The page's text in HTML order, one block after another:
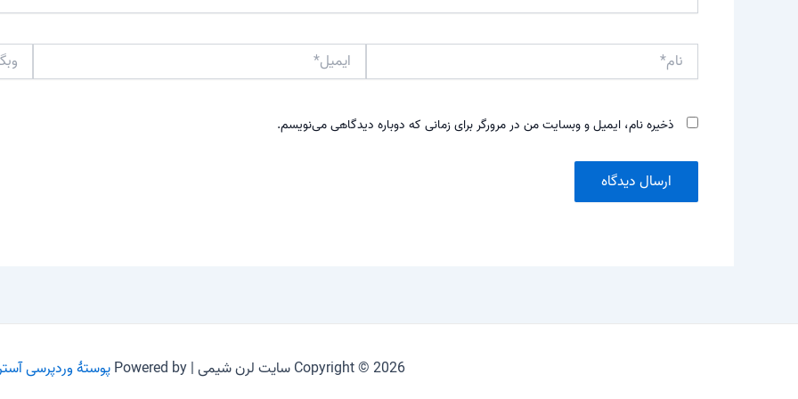
نام* ایمیل* وبگاه
ذخیره نام، ایمیل و وبسایت من در مرورگر برای زمانی که دوباره دیدگاهی می‌نویسم.
Copyright © 2026 سایت لرن شیمی | Powered by پوستهٔ وردپرسی